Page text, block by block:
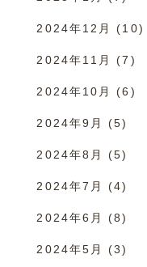
2024年12月 (10)
2024年11月 (7)
2024年10月 (6)
2024年9月 (5)
2024年8月 (5)
2024年7月 (4)
2024年6月 (8)
2024年5月 (3)